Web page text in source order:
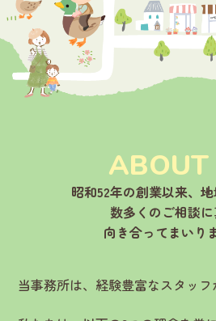
ABOUT
昭和52年の創業以来、地
数多くのご相談
向き合ってまいり
当事務所は、経験豊富なスタッフ